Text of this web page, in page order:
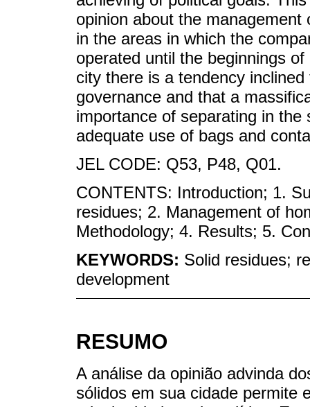
opinion about the
in the areas in which the
operated until the beginnings
city there is a tendency
governance and that a
importance of separating in
adequate use of bags and
JEL CODE: Q53, P48, Q01.
CONTENTS: Introduction; 1.
residues; 2. Management of
Methodology; 4. Results; 5.
KEYWORDS: Solid residues;
development
RESUMO
A análise da opinião advinda
sólidos em sua cidade permite